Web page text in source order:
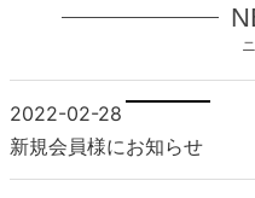
2022-02-28
新規会員様にお知らせ